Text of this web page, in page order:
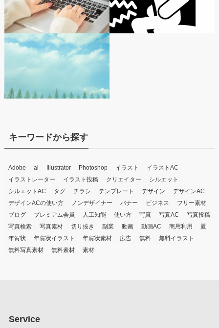
キーワードから探す
Adobe ai Illustrator Photoshop イラスト
イラストAC
イラストレーター
イラスト投稿 クリエイター
シルエット
シルエットAC
タグ チラシ テンプレート デザイン
デザインAC
デザインACの使い方
ノンデザイナー バナー ビジネス
フリー素材
ブログ
プレミアム会員 人工知能 使い方 写真 写真AC
写真投稿
写真検索
写真素材 切り抜き 副業 動画 動画AC 商用利用
夏
年賀状
年賀状イラスト 年賀状素材 広告 無料
無料イラスト
無料写真素材
無料素材 素材
Service